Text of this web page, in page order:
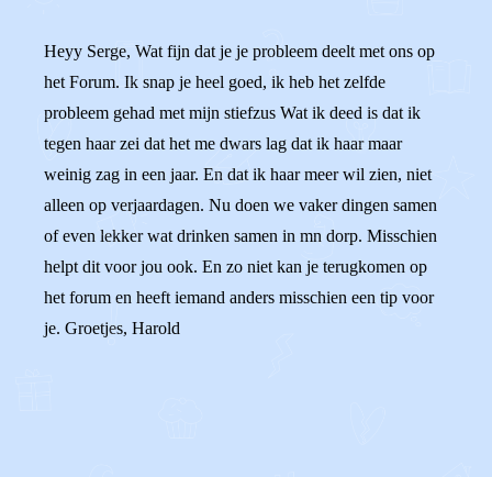
Heyy Serge, Wat fijn dat je je probleem deelt met ons op
het Forum. Ik snap je heel goed, ik heb het zelfde
probleem gehad met mijn stiefzus Wat ik deed is dat ik
tegen haar zei dat het me dwars lag dat ik haar maar
weinig zag in een jaar. En dat ik haar meer wil zien, niet
alleen op verjaardagen. Nu doen we vaker dingen samen
of even lekker wat drinken samen in mn dorp. Misschien
helpt dit voor jou ook. En zo niet kan je terugkomen op
het forum en heeft iemand anders misschien een tip voor
je. Groetjes, Harold